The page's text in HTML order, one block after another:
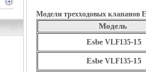
Модели трехходовых клапанов
Модель
Esbe VLF135-15
Esbe VLF135-15